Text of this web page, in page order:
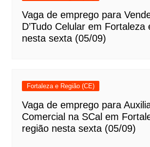
Vaga de emprego para
D’Tudo Celular em Fortaleza
nesta sexta (05/09)
Fortaleza e Região (CE)
Vaga de emprego para
Comercial na SCal em
região nesta sexta (05/09)